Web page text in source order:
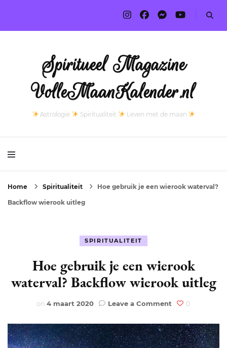
Spiritueel Magazine
VolleMaanKalender.nl
Astrologie Spiritualiteit Leven met de maan
Home Spiritualiteit Hoe gebruik je een wierook waterval?
Backflow wierook uitleg
SPIRITUALITEIT
Hoe gebruik je een wierook
waterval? Backflow wierook uitleg
on 4 maart 2020 Leave a Comment on
gebruik
je
een
0